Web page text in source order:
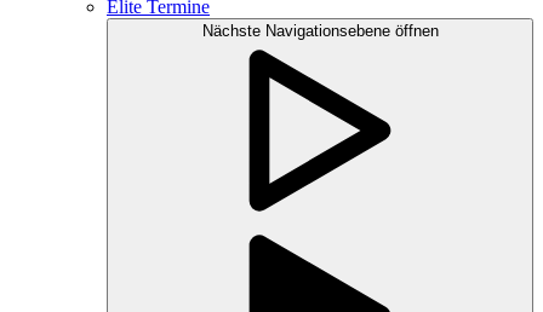
Elite Termine
Nächste Navigationsebene öffnen